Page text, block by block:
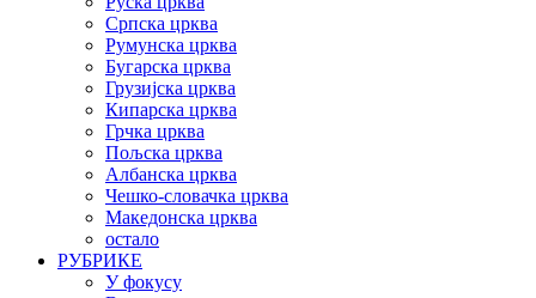
Српска црква
Румунска црква
Бугарска црква
Грузијска црква
Кипарска црква
Грчка црква
Пољска црква
Албанска црква
Чешко-словачка црква
Македонска црква
остало
РУБРИКЕ
У фокусу